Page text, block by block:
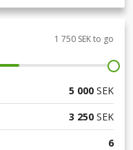
1 750 SEK to go
5 000 SEK
3 250 SEK
6